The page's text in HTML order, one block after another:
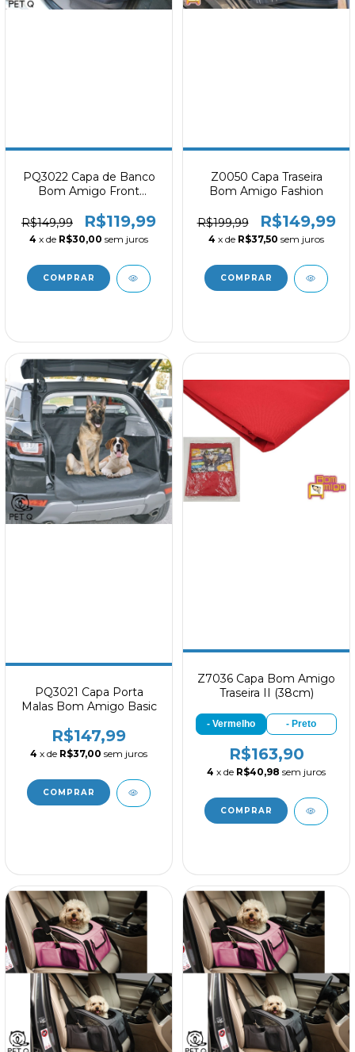
PQ3022 Capa de Banco
Bom Amigo Front
R$149,99
R$119,99
4 x de R$30,00 sem juros
Z0050 Capa Traseira
Bom Amigo Fashion
R$199,99 R$149,99
4 x de R$37,50 sem juros
PQ3021 Capa Porta
Malas Bom Amigo Basic
R$147,99
4 x de R$37,00 sem juros
Z7036 Capa Bom Amigo
Traseira II (38cm)
- Vermelho - Preto
R$163,90
4 x de R$40,98 sem juros